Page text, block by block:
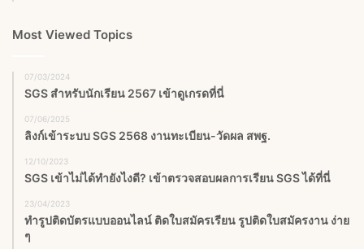
Most Viewed Topics
07/03/2024
SGS สําหรับนักเรียน 2567 เข้าดูเกรดที่นี่
07/06/2025
ลิงก์เข้าระบบ SGS 2568 งานทะเบียน-วัดผล สพฐ.
12/10/2023
SGS เข้าไม่ได้ทำยังไงดี? เข้าตรวจสอบผลการเรียน SGS ได้ที่นี่
23/04/2023
ทำรูปติดบัตรแบบออนไลน์ ติดใบสมัครเรียน รูปติดใบสมัครงาน ง่าย
ๆ